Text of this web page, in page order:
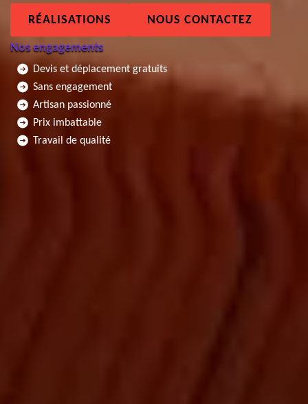
RÉALISATIONS NOUS CONTACTEZ
Nos engagements
Devis et déplacement gratuits
Sans engagement
Artisan passionné
Prix imbattable
Travail de qualité